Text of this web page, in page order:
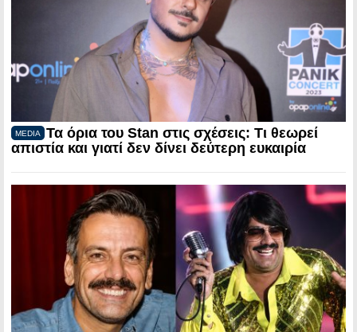
MEDIA
Τα όρια του Stan στις σχέσεις: Τι θεωρεί
απιστία και γιατί δεν δίνει δεύτερη ευκαιρία